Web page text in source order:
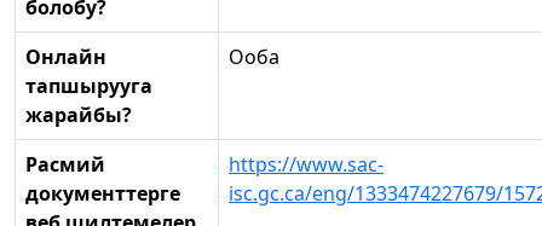
болобу?
Онлайн
тапшырууга
жарайбы?
Ооба
Расмий
документтерге
https://www.sac-
isc.gc.ca/eng/1333474227679/